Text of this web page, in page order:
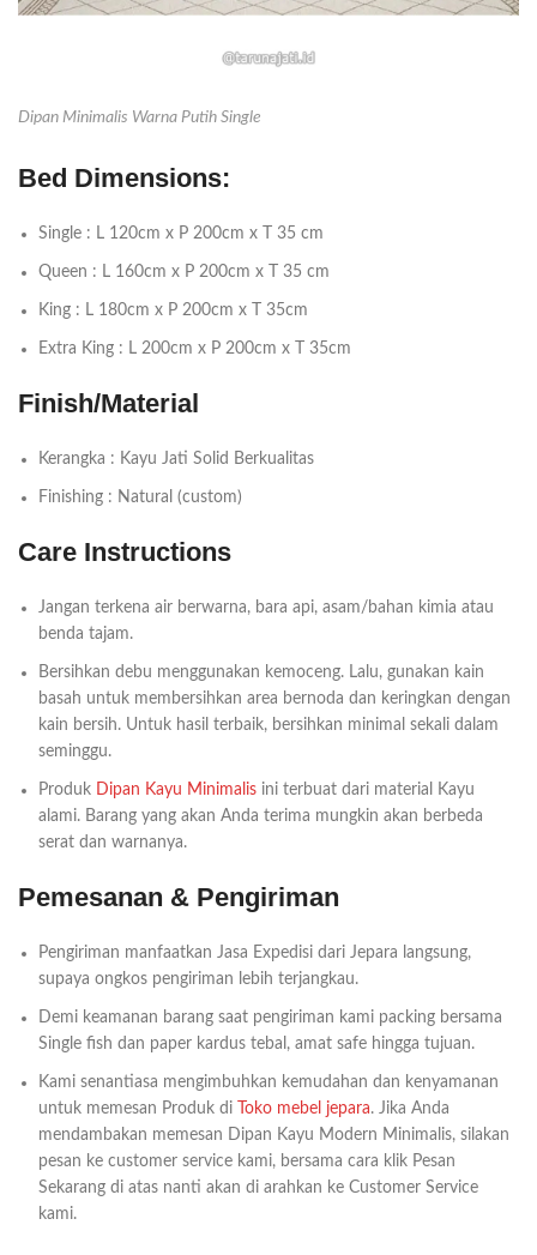
Dipan Minimalis Warna Putih Single
Bed Dimensions:
Single : L 120cm x P 200cm x T 35 cm
Queen : L 160cm x P 200cm x T 35 cm
King : L 180cm x P 200cm x T 35cm
Extra King : L 200cm x P 200cm x T 35cm
Finish/Material
Kerangka : Kayu Jati Solid Berkualitas
Finishing : Natural (custom)
Care Instructions
Jangan terkena air berwarna, bara api, asam/bahan kimia atau
benda tajam.
Bersihkan debu menggunakan kemoceng. Lalu, gunakan kain
basah untuk membersihkan area bernoda dan keringkan dengan
kain bersih. Untuk hasil terbaik, bersihkan minimal sekali dalam
seminggu.
Produk Dipan Kayu Minimalis ini terbuat dari material Kayu
alami. Barang yang akan Anda terima mungkin akan berbeda
serat dan warnanya.
Pemesanan & Pengiriman
Pengiriman manfaatkan Jasa Expedisi dari Jepara langsung,
supaya ongkos pengiriman lebih terjangkau.
Demi keamanan barang saat pengiriman kami packing bersama
Single fish dan paper kardus tebal, amat safe hingga tujuan.
Kami senantiasa mengimbuhkan kemudahan dan kenyamanan
untuk memesan Produk di
Toko mebel jepara. Jika Anda
mendambakan memesan Dipan Kayu Modern Minimalis, silakan
pesan ke customer service kami, bersama cara klik Pesan
Sekarang di atas nanti akan di arahkan ke Customer Service
kami.